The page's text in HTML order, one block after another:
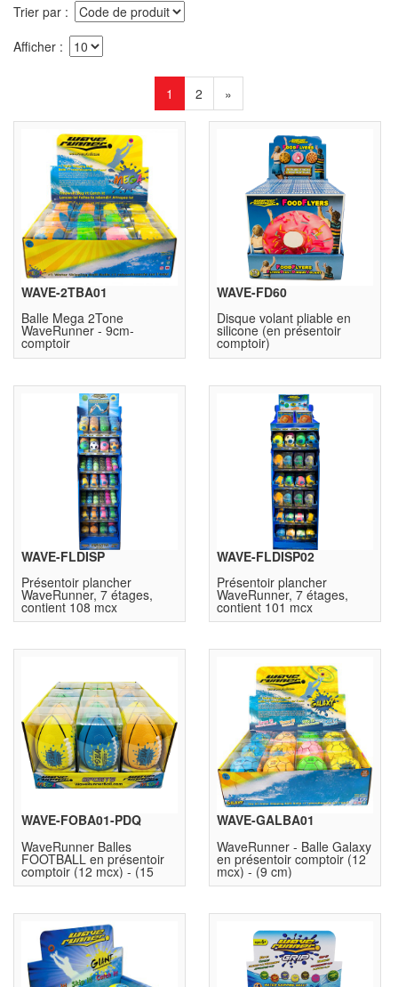
Trier par
Afficher
1 2 »
WAVE-2TBA01
Balle Mega 2Tone
WaveRunner - 9cm-
comptoir
WAVE-FD60
Disque volant pliable en
silicone (en présentoir
comptoir)
WAVE-FLDISP
Présentoir plancher
WaveRunner, 7 étages,
contient 108 mcx
(dim:165x48x40cm)
WAVE-FLDISP02
Présentoir plancher
WaveRunner, 7 étages,
contient 101 mcx
(dim:170x45x37.5cm)
WAVE-FOBA01-PDQ
WaveRunner Balles
FOOTBALL en présentoir
comptoir (12 mcx) - (15
cm)
WAVE-GALBA01
WaveRunner - Balle Galaxy
en présentoir comptoir (12
mcx) - (9 cm)